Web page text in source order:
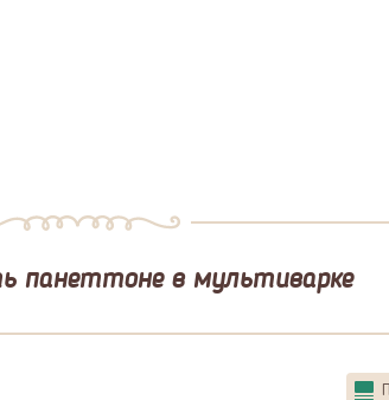
панеттоне в мультиварке